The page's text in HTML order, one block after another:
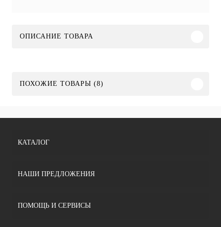
ОПИСАНИЕ ТОВАРА
ПОХОЖИЕ ТОВАРЫ (8)
КАТАЛОГ
НАШИ ПРЕДЛОЖЕНИЯ
ПОМОЩЬ И СЕРВИСЫ